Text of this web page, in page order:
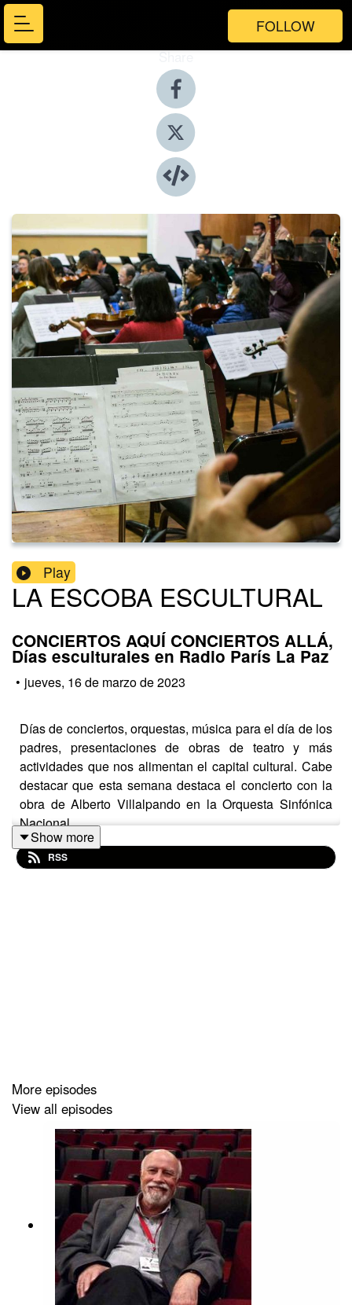
FOLLOW
Share
Play
LA ESCOBA ESCULTURAL
CONCIERTOS AQUÍ CONCIERTOS ALLÁ,
Días esculturales en Radio París La Paz
• jueves, 16 de marzo de 2023
Días de conciertos, orquestas, música para el día de los
padres, presentaciones de obras de teatro y más
actividades que nos alimentan el capital cultural. Cabe
destacar que esta semana destaca el concierto con la
obra de Alberto Villalpando en la Orquesta Sinfónica
Nacional.
Temas: Luis Daniel Iturralde comentando el concierto de
Al Di Meola, un comentario de los premios Oscar con
Show more
RSS
More episodes
View all episodes